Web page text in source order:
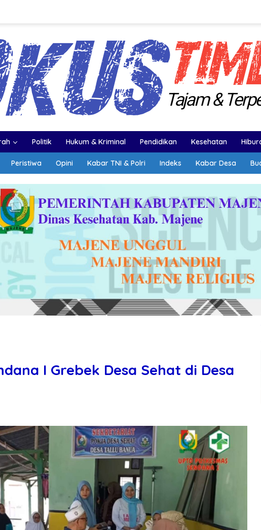
Politik Hukum & Kriminal Pendidikan Kesehatan
Peristiwa Opini Kabar TNI & Polri Indeks Kabar Desa
I Grebek Desa Sehat di Desa